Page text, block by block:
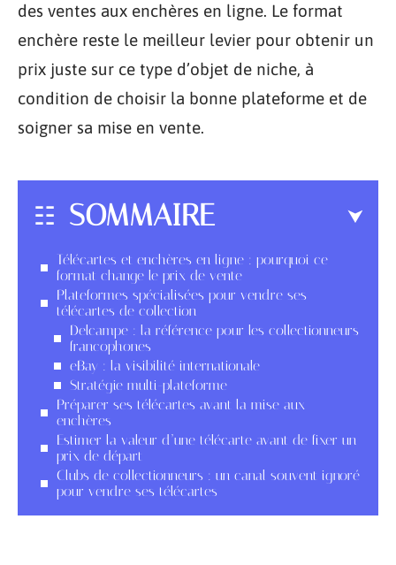
des ventes aux enchères en ligne. Le format
enchère reste le meilleur levier pour obtenir un
prix juste sur ce type d’objet de niche, à
condition de choisir la bonne plateforme et de
soigner sa mise en vente.
SOMMAIRE
Télécartes et enchères en ligne : pourquoi ce
format change le prix de vente
Plateformes spécialisées pour vendre ses
télécartes de collection
Delcampe : la référence pour les collectionneurs
francophones
eBay : la visibilité internationale
Stratégie multi-plateforme
Préparer ses télécartes avant la mise aux
enchères
Estimer la valeur d’une télécarte avant de fixer un
prix de départ
Clubs de collectionneurs : un canal souvent ignoré
pour vendre ses télécartes